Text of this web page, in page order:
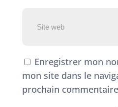
Enregistrer mon
mon site dans le
prochain